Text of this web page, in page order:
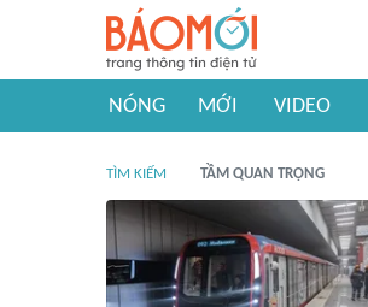
NÓNG MỚI VIDEO
TÌM KIẾM TẦM QUAN TRỌNG